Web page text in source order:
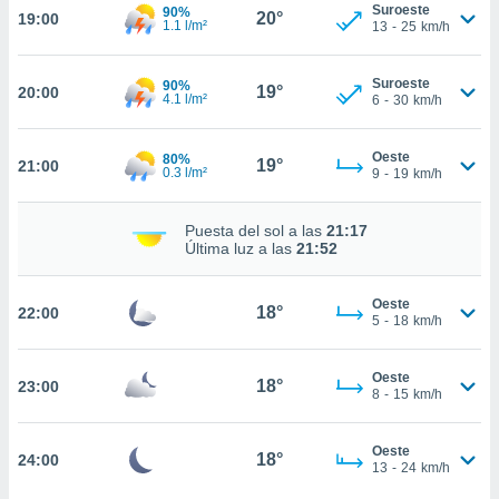
de que
el sitio
para
aunque
no
Puedes
acceder a
19:00
90%
1.1 l/m²
20°
Suroeste
13 - 25 km/h
20:00
90%
4.1 l/m²
19°
Suroeste
6 - 30 km/h
21:00
80%
0.3 l/m²
19°
Oeste
9 - 19 km/h
Puesta del sol a las 21:17
Última luz a las 21:52
22:00 18°
Oeste
5 - 18 km/h
23:00 18°
Oeste
8 - 15 km/h
24:00 18°
Oeste
13 - 24 km/h